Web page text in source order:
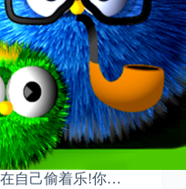
自己偷着乐!你…